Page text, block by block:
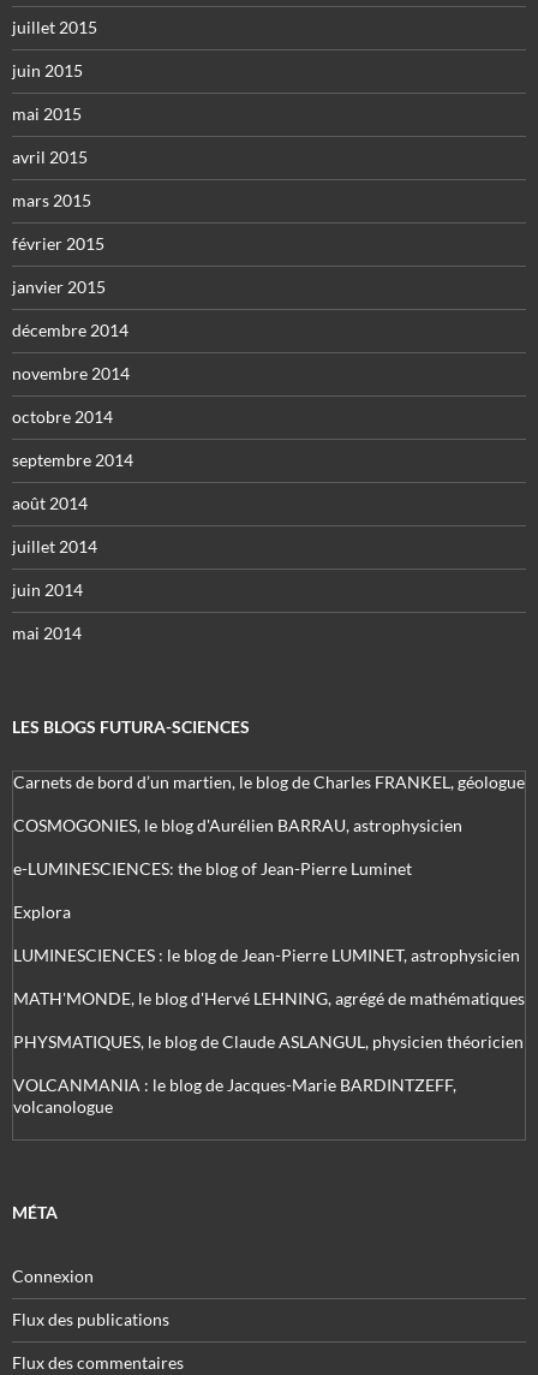
juillet 2015
juin 2015
mai 2015
avril 2015
mars 2015
février 2015
janvier 2015
décembre 2014
novembre 2014
octobre 2014
septembre 2014
août 2014
juillet 2014
juin 2014
mai 2014
LES BLOGS FUTURA-SCIENCES
Carnets de bord d’un martien, le blog de Charles FRANKEL, géologue
COSMOGONIES, le blog d'Aurélien BARRAU, astrophysicien
e-LUMINESCIENCES: the blog of Jean-Pierre Luminet
Explora
LUMINESCIENCES : le blog de Jean-Pierre LUMINET, astrophysicien
MATH'MONDE, le blog d'Hervé LEHNING, agrégé de mathématiques
PHYSMATIQUES, le blog de Claude ASLANGUL, physicien théoricien
VOLCANMANIA : le blog de Jacques-Marie BARDINTZEFF,
volcanologue
MÉTA
Connexion
Flux des publications
Flux des commentaires